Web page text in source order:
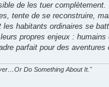
de les tuer complètement.
tente de se reconstruire,
habitants ordinaires se
propres enjeux :
parfait pour des
Do Something About It."